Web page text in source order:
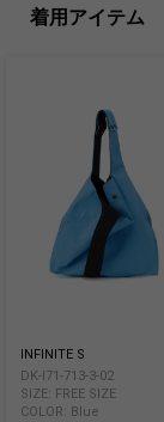
着用アイテム
INFINITE S
DK-I71-713-3-02
SIZE: FREE SIZE
COLOR: Blue